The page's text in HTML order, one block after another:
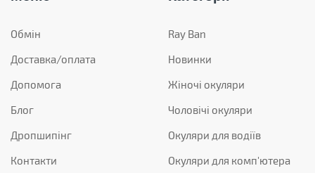
Обмін
Доставка/оплата
Допомога
Блог
Дропшипінг
Контакти
Ray Ban
Новинки
Жіночі окуляри
Чоловічі окуляри
Окуляри для водіїв
Окуляри для комп'ютера